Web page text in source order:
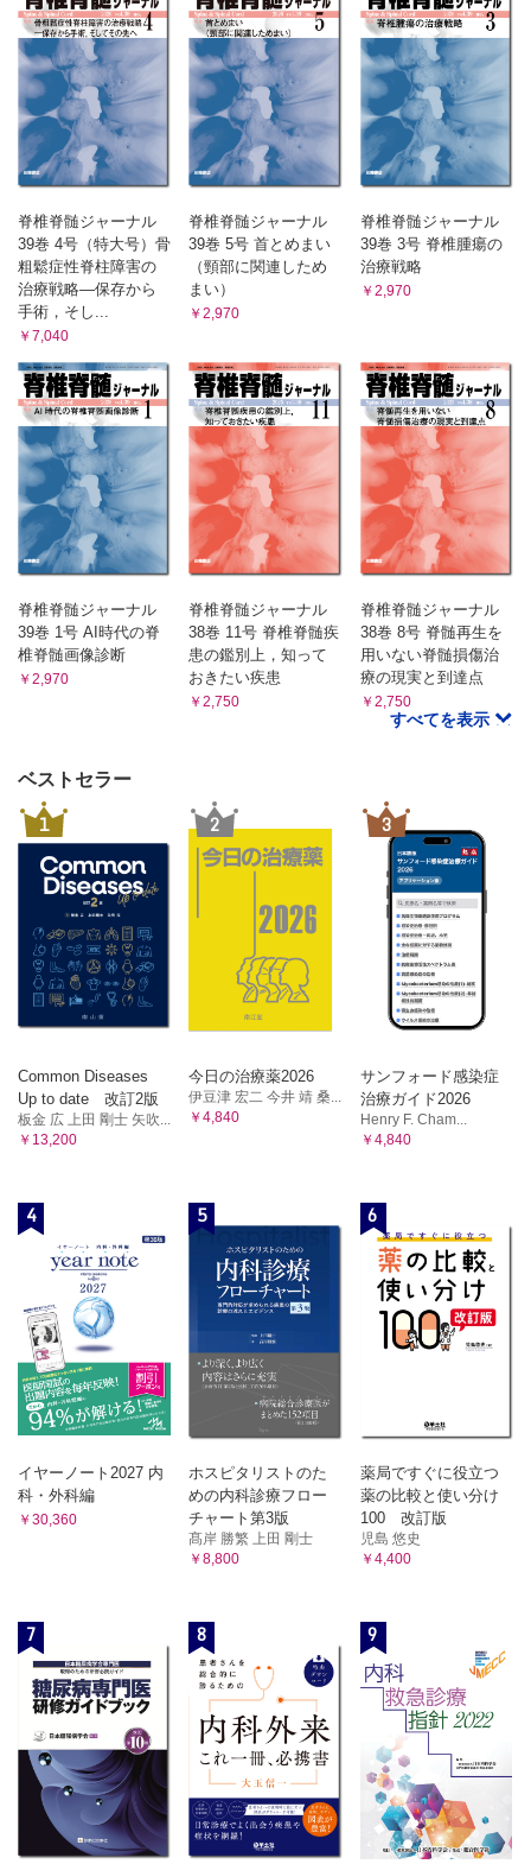
脊椎脊髄ジャーナル
39巻 4号（特大号）骨
粗鬆症性脊柱障害の
治療戦略―保存から
手術，そし...
￥7,040
脊椎脊髄ジャーナル
39巻 5号 首とめまい
（頸部に関連しため
まい）
￥2,970
脊椎脊髄ジャーナル
39巻 3号 脊椎腫瘍の
治療戦略
￥2,970
脊椎脊髄ジャーナル
39巻 1号 AI時代の脊
椎脊髄画像診断
￥2,970
脊椎脊髄ジャーナル
38巻 11号 脊椎脊髄疾
患の鑑別上，知って
おきたい疾患
￥2,750
脊椎脊髄ジャーナル
38巻 8号 脊髄再生を
用いない脊髄損傷治
療の現実と到達点
￥2,750
すべてを表示
ベストセラー
1
Common Diseases
Up to date 改訂2版
板金 広 上田 剛士 矢吹...
￥13,200
2
今日の治療薬2026
伊豆津 宏二 今井 靖 桑...
￥4,840
3
サンフォード感染症
治療ガイド2026
Henry F. Cham...
￥4,840
4
イヤーノート2027 内
科・外科編
￥30,360
5
ホスピタリストのた
めの内科診療フロー
チャート第3版
髙岸 勝繁 上田 剛士
￥8,800
6
薬局ですぐに役立つ
薬の比較と使い分け
100 改訂版
児島 悠史
￥4,400
7 8 9